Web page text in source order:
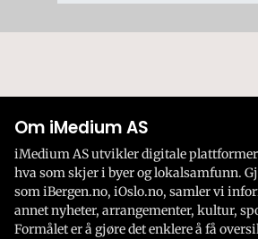
Om iMedium AS
iMedium AS utvikler digitale
hva som skjer i byer og lokalsamfunn.
som iBergen.no, iOslo.no, samler vi
annet nyheter, arrangementer, kultur,
Formålet er å gjøre det enklere å få